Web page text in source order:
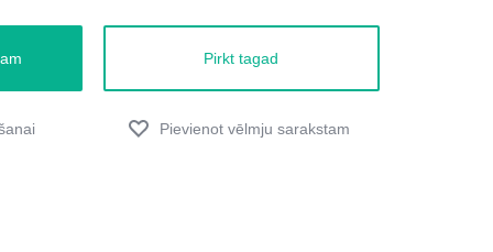
Pirkt tagad